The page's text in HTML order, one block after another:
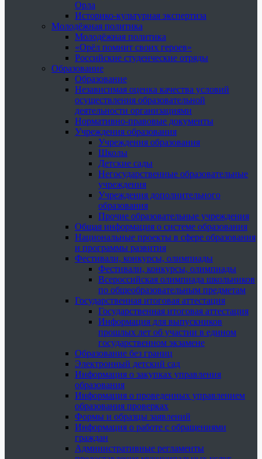
Орла
Историко-культурная экспертиза
Молодёжная политика
Молодёжная политика
«Орёл помнит своих героев»
Российские студенческие отряды
Образование
Образование
Независимая оценка качества условий
осуществления образовательной
деятельности организациями
Нормативно-правовые документы
Учреждения образования
Учреждения образования
Школы
Детские сады
Негосударственные образовательные
учреждения
Учреждения дополнительного
образования
Прочие образовательные учреждения
Общая информация о системе образования
Национальные проекты в сфере образования
и программы развития
Фестивали, конкурсы, олимпиады
Фестивали, конкурсы, олимпиады
Всероссийская олимпиада школьников
по общеобразовательным предметам
Государственная итоговая аттестация
Государственная итоговая аттестация
Информация для выпускников
прошлых лет об участии в едином
государственном экзамене
Образование без границ
Электронный детский сад
Информация о закупках управления
образования
Информация о проведенных управлением
образования проверках
Формы и образцы заявлений
Информация о работе с обращениями
граждан
Административные регламенты